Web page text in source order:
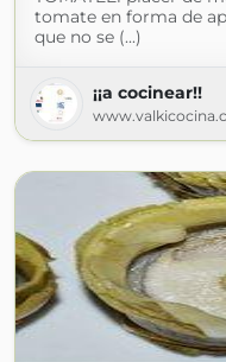
tomate en forma de
que no se (...)
¡¡a cocinear!!